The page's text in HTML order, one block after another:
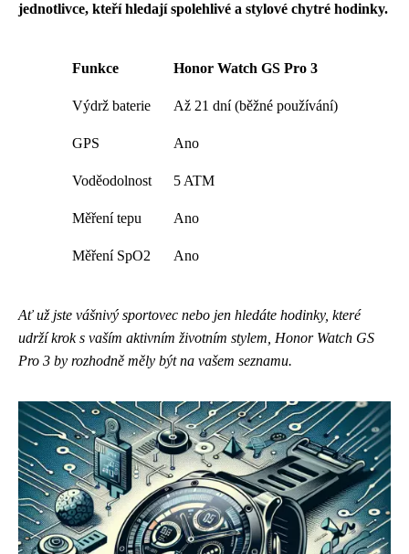
jednotlivce, kteří hledají spolehlivé a stylové chytré hodinky.
Funkce Honor Watch GS Pro 3
Výdrž baterie Až 21 dní (běžné používání)
GPS Ano
Voděodolnost 5 ATM
Měření tepu Ano
Měření SpO2 Ano
Ať už jste vášnivý sportovec nebo jen hledáte hodinky, které
udrží krok s vaším aktivním životním stylem, Honor Watch GS
Pro 3 by rozhodně měly být na vašem seznamu.